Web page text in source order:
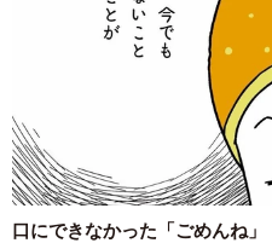
口にできなかった「ごめんね